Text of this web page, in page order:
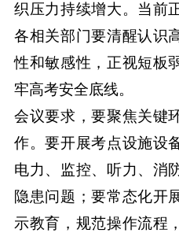
织压力持续增大。当前
各相关部门要清醒认识
性和敏感性，正视短板
牢高考安全底线。
会议要求，要聚焦关键
作。要开展考点设施设
电力、监控、听力、消
隐患问题；要常态化开
示教育，规范操作流程